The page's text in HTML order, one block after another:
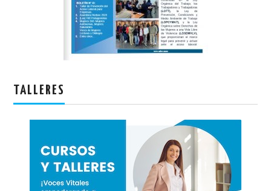
TALLERES